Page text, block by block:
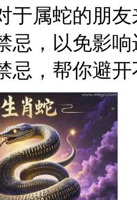
于属蛇的朋
忌，以免影
忌，帮你避